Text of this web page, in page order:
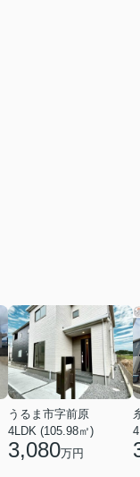
うるま市字前原
4LDK (105.98㎡)
3,080万円